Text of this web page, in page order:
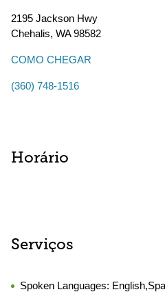
2195 Jackson Hwy
Chehalis, WA98582
COMO CHEGAR
(360) 748-1516
Horário
Serviços
Spoken Languages: